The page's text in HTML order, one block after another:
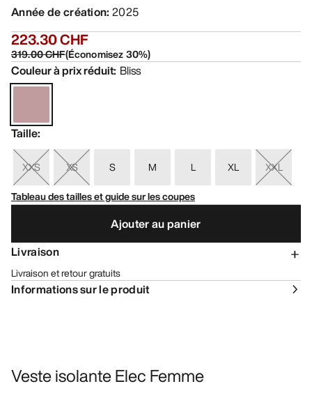
Année de création: 2025
223.30 CHF
319.00 CHF(Économisez30%)
Couleur à prix réduit: Bliss
Taille:
XXS XS S M L XL
XXL
Tableau des tailles et guide sur les coupes
Ajouter au panier
Livraison
Livraison et retour gratuits
Informations sur le produit
Veste isolante Elec Femme